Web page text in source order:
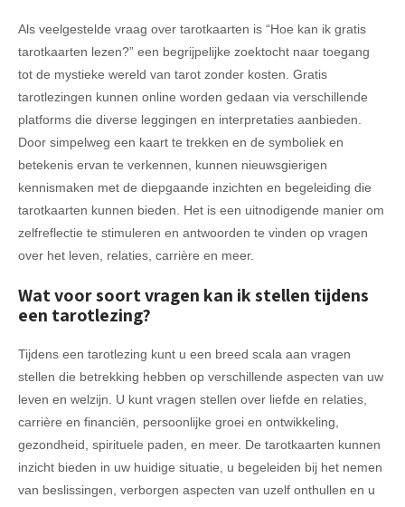
Als veelgestelde vraag over tarotkaarten is “Hoe kan ik gratis
tarotkaarten lezen?” een begrijpelijke zoektocht naar toegang
tot de mystieke wereld van tarot zonder kosten. Gratis
tarotlezingen kunnen online worden gedaan via verschillende
platforms die diverse leggingen en interpretaties aanbieden.
Door simpelweg een kaart te trekken en de symboliek en
betekenis ervan te verkennen, kunnen nieuwsgierigen
kennismaken met de diepgaande inzichten en begeleiding die
tarotkaarten kunnen bieden. Het is een uitnodigende manier om
zelfreflectie te stimuleren en antwoorden te vinden op vragen
over het leven, relaties, carrière en meer.
Wat voor soort vragen kan ik stellen tijdens
een tarotlezing?
Tijdens een tarotlezing kunt u een breed scala aan vragen
stellen die betrekking hebben op verschillende aspecten van uw
leven en welzijn. U kunt vragen stellen over liefde en relaties,
carrière en financiën, persoonlijke groei en ontwikkeling,
gezondheid, spirituele paden, en meer. De tarotkaarten kunnen
inzicht bieden in uw huidige situatie, u begeleiden bij het nemen
van beslissingen, verborgen aspecten van uzelf onthullen en u